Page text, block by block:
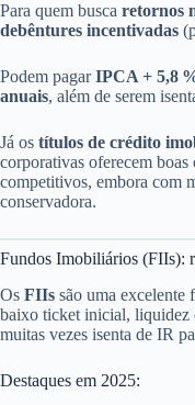
Para quem busca retornos
debêntures incentivadas
Podem pagarIPCA + 5,8
anuais, além de serem
Já os títulos de crédito
corporativas oferecem
competitivos, embora com
conservadora.
Fundos Imobiliários (FIIs):
Os FIIs são uma
baixo ticket inicial, liquidez
muitas vezes isenta de IR
Destaques em 2025: